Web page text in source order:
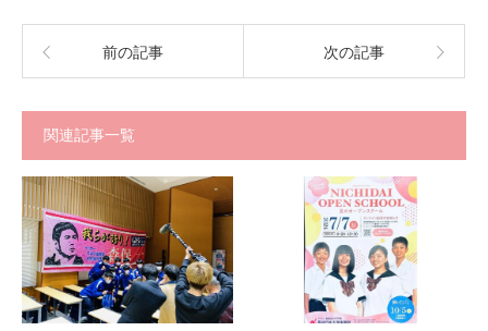
前の記事 次の記事
関連記事一覧